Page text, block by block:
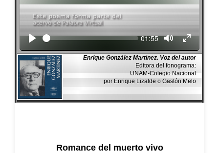
Seek Current
01:55
Enrique González Martínez. Voz del autor
Editora del fonograma:
UNAM-Colegio Nacional
por Enrique Lizalde o Gastón Melo
Romance del muerto vivo